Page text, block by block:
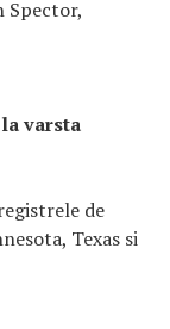
Spector,
varsta
de
Texas si